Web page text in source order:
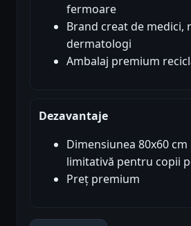
fermoare
Brand creat de medici,
dermatologi
Ambalaj premium
Dezavantaje
Dimensiunea 80x60
limitativă pentru copii
Preț premium